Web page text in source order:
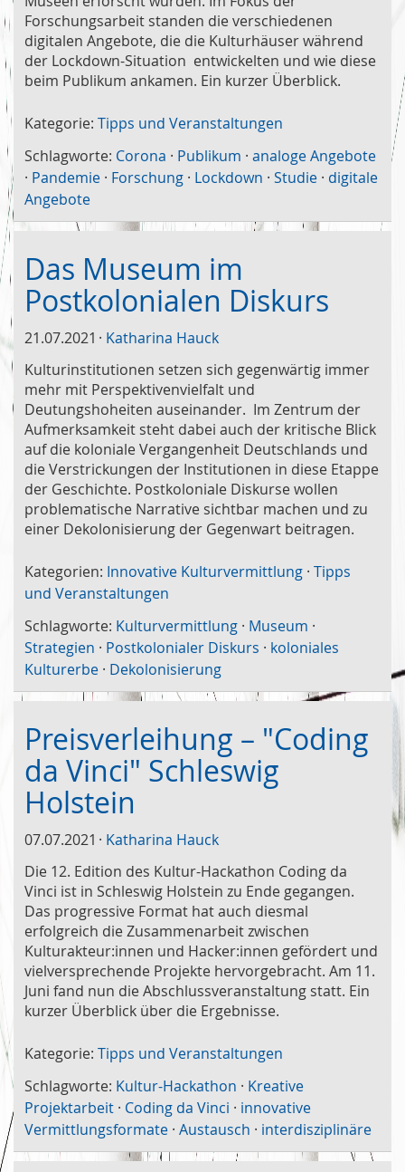
Forschungsarbeit standen die verschiedenen
digitalen Angebote, die die Kulturhäuser während
der Lockdown-Situation entwickelten und wie diese
beim Publikum ankamen. Ein kurzer Überblick.
Kategorie: Tipps und Veranstaltungen
Schlagworte: Corona · Publikum · analoge Angebote
· Pandemie · Forschung · Lockdown · Studie · digitale
Angebote
Das Museum im
Postkolonialen Diskurs
21.07.2021
Katharina Hauck
Kulturinstitutionen setzen sich gegenwärtig immer
mehr mit Perspektivenvielfalt und
Deutungshoheiten auseinander. Im Zentrum der
Aufmerksamkeit steht dabei auch der kritische Blick
auf die koloniale Vergangenheit Deutschlands und
die Verstrickungen der Institutionen in diese Etappe
der Geschichte. Postkoloniale Diskurse wollen
problematische Narrative sichtbar machen und zu
einer Dekolonisierung der Gegenwart beitragen.
Kategorien: Innovative Kulturvermittlung · Tipps
und Veranstaltungen
Schlagworte: Kulturvermittlung · Museum ·
Strategien · Postkolonialer Diskurs · koloniales
Kulturerbe · Dekolonisierung
Preisverleihung – "Coding
da Vinci" Schleswig
Holstein
07.07.2021
Katharina Hauck
Die 12. Edition des Kultur-Hackathon Coding da
Vinci ist in Schleswig Holstein zu Ende gegangen.
Das progressive Format hat auch diesmal
erfolgreich die Zusammenarbeit zwischen
Kulturakteur:innen und Hacker:innen gefördert und
vielversprechende Projekte hervorgebracht. Am 11.
Juni fand nun die Abschlussveranstaltung statt. Ein
kurzer Überblick über die Ergebnisse.
Kategorie: Tipps und Veranstaltungen
Schlagworte: Kultur-Hackathon · Kreative
Projektarbeit · Coding da Vinci · innovative
Vermittlungsformate · Austausch · interdisziplinäre